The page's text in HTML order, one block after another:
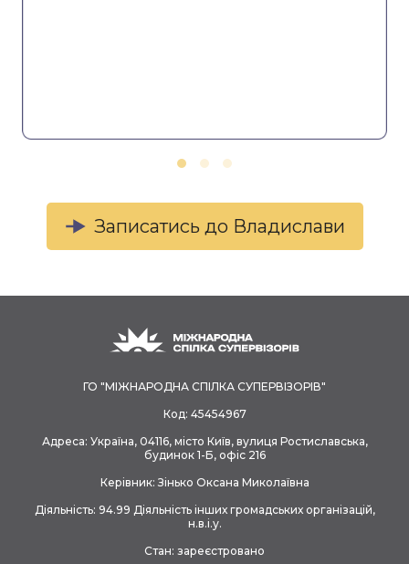
Записатись до Владислави
ГО "МІЖНАРОДНА СПІЛКА СУПЕРВІЗОРІВ"
Код: 45454967
Адреса: Україна, 04116, місто Київ, вулиця Ростиславська,
будинок 1-Б, офіс 216
Керівник: Зінько Оксана Миколаївна
Діяльність: 94.99 Діяльність інших громадських організацій,
н.в.і.у.
Стан: зареєстровано